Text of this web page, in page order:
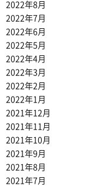
2022年8月
2022年7月
2022年6月
2022年5月
2022年4月
2022年3月
2022年2月
2022年1月
2021年12月
2021年11月
2021年10月
2021年9月
2021年8月
2021年7月